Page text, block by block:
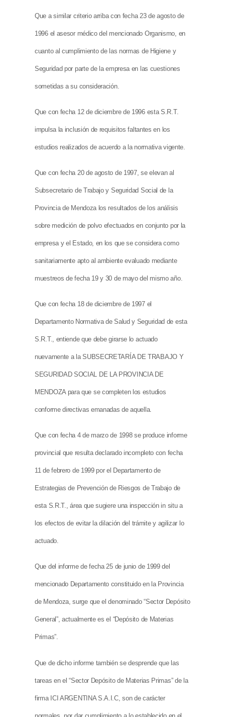
Que a similar criterio arriba con fecha 23 de agosto de
1996 el asesor médico del mencionado Organismo, en
cuanto al cumplimiento de las normas de Higiene y
Seguridad por parte de la empresa en las cuestiones
sometidas a su consideración.
Que con fecha 12 de diciembre de 1996 esta S.R.T.
impulsa la inclusión de requisitos faltantes en los
estudios realizados de acuerdo a la normativa vigente.
Que con fecha 20 de agosto de 1997, se elevan al
Subsecretario de Trabajo y Seguridad Social de la
Provincia de Mendoza los resultados de los análisis
sobre medición de polvo efectuados en conjunto por la
empresa y el Estado, en los que se considera como
sanitariamente apto al ambiente evaluado mediante
muestreos de fecha 19 y 30 de mayo del mismo año.
Que con fecha 18 de diciembre de 1997 el
Departamento Normativa de Salud y Seguridad de esta
S.R.T., entiende que debe girarse lo actuado
nuevamente a la SUBSECRETARÍA DE TRABAJO Y
SEGURIDAD SOCIAL DE LA PROVINCIA DE
MENDOZA para que se completen los estudios
conforme directivas emanadas de aquella.
Que con fecha 4 de marzo de 1998 se produce informe
provincial que resulta declarado incompleto con fecha
11 de febrero de 1999 por el Departamento de
Estrategias de Prevención de Riesgos de Trabajo de
esta S.R.T., área que sugiere una inspección in situ a
los efectos de evitar la dilación del trámite y agilizar lo
actuado.
Que del informe de fecha 25 de junio de 1999 del
mencionado Departamento constituido en la Provincia
de Mendoza, surge que el denominado “Sector Depósito
General”, actualmente es el “Depósito de Materias
Primas”.
Que de dicho informe también se desprende que las
tareas en el “Sector Depósito de Materias Primas” de la
firma ICI ARGENTINA S.A.I.C, son de carácter